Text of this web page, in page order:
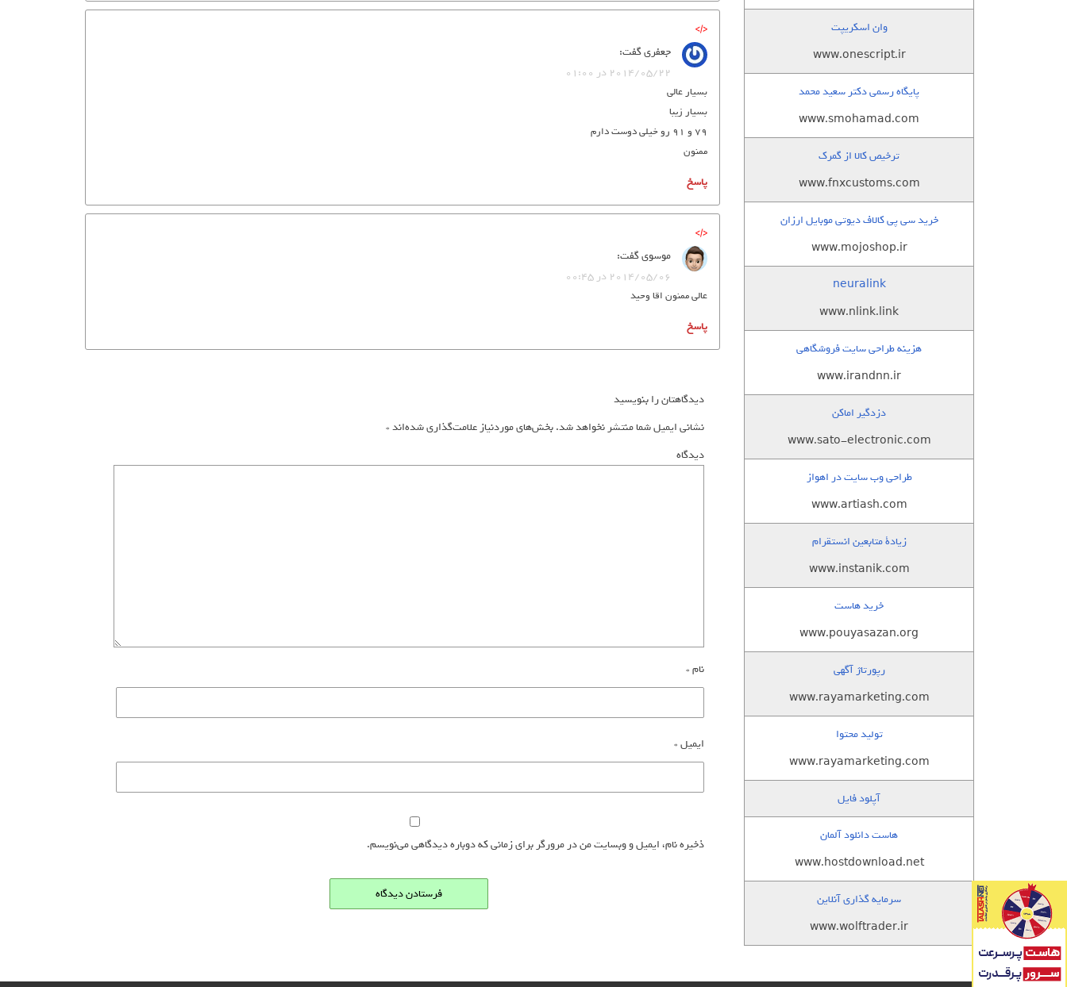
جعفریگفت:
2014/05/22 در 01:00
بسیار عالی
بسیار زیبا
79 و 91 رو خیلی دوست دارم
ممنون
پاسخ
موسویگفت:
2014/05/06 در 00:45
عالی ممنون اقا وحید
پاسخ
دیدگاهتان را بنویسید
نشانی ایمیل شما منتشر نخواهد شد.بخش‌های موردنیاز علامت‌گذاری شده‌اند*
دیدگاه
نام*
ایمیل*
ذخیره نام، ایمیل و وبسایت من در مرورگر برای زمانی که دوباره دیدگاهی می‌نویسم.
وان اسکریپت
www.onescript.ir
پایگاه رسمی دکتر سعید محمد
www.smohamad.com
ترخیص کالا از گمرک
www.fnxcustoms.com
خرید سی پی کالاف دیوتی موبایل ارزان
www.mojoshop.ir
neuralink
www.nlink.link
هزینه طراحی سایت فروشگاهی
www.irandnn.ir
دزدگیر اماکن
www.sato-electronic.com
طراحی وب سایت در اهواز
www.artiash.com
زيادة متابعين انستقرام
www.instanik.com
خرید هاست
www.pouyasazan.org
رپورتاژ آگهی
www.rayamarketing.com
تولید محتوا
www.rayamarketing.com
آپلود فایل
هاست دانلود آلمان
www.hostdownload.net
سرمایه گذاری آنلاین
www.wolftrader.ir